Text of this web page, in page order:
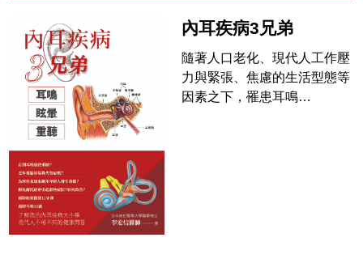
內耳疾病3兄弟
隨著人口老化、現代人工作壓
力與緊張、焦慮的生活型態等
因素之下，罹患耳鳴…